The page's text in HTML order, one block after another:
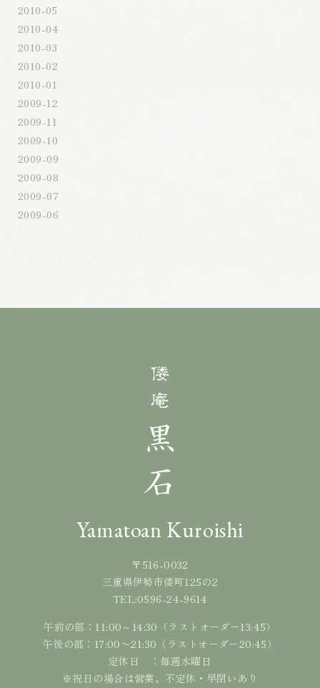
2010-05
2010-04
2010-03
2010-02
2010-01
2009-12
2009-11
2009-10
2009-09
2009-08
2009-07
2009-06
Yamatoan Kuroishi
〒516-0032
三重県伊勢市倭町125の2
TEL:0596-24-9614
午前の部：11:00～14:30（ラストオーダー13:45）
午後の部：17:00〜21:30（ラストオーダー20:45）
定休日 ：毎週水曜日
※祝日の場合は営業、不定休・早閉いあり